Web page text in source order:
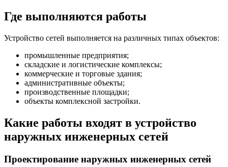
Где выполняются работы
Устройство сетей выполняется на различных типах объектов:
промышленные предприятия;
складские и логистические комплексы;
коммерческие и торговые здания;
административные объекты;
производственные площадки;
объекты комплексной застройки.
Какие работы входят в устройство
наружных инженерных сетей
Проектирование наружных инженерных сетей